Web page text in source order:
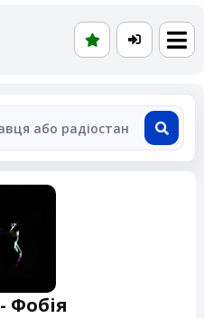
- Фобія